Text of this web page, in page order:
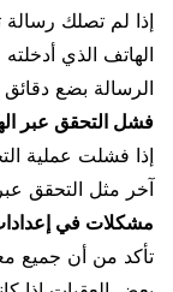
إذا لم تصلك
الهاتف الذي
الرسالة بضع
فشل التحقق عبر
إذا فشلت عملية
آخر مثل التحقق
مشكلات في
تأكد من أن جميع